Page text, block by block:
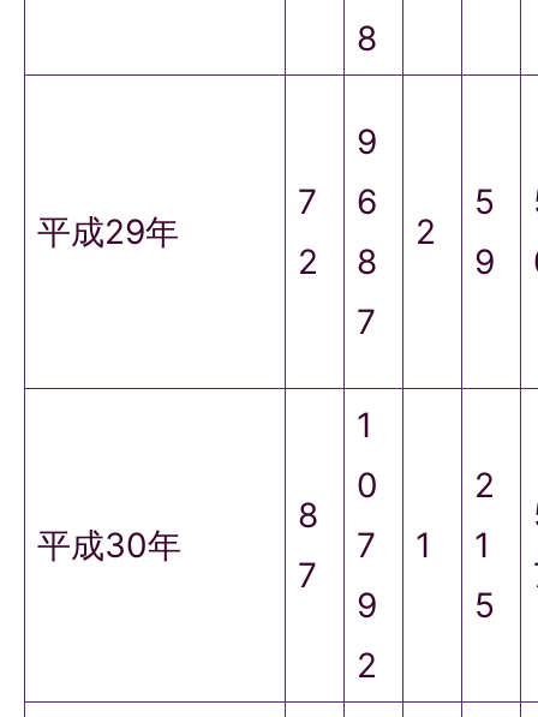
8
平成29年
7
2
9
6
8
7
2
5
9
平成30年
8
7
1
0
7
9
2
1
2
1
5